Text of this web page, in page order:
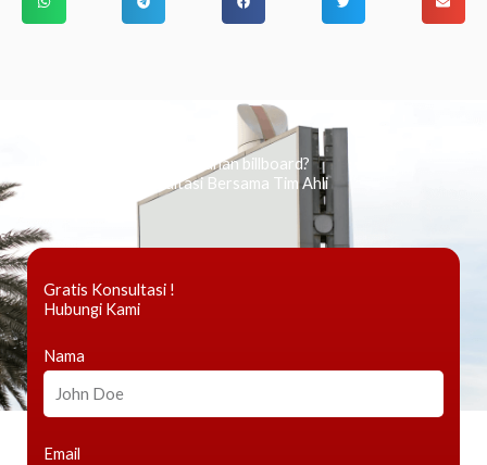
Ingin tahu tentang periklanan billboard?
Kami Berikan Konsultasi Bersama Tim Ahli
Gratis Konsultasi !
Hubungi Kami
Nama
Email